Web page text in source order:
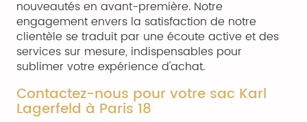
nouveautés en avant-première. Notre
engagement envers la satisfaction de notre
clientèle se traduit par une écoute active et des
services sur mesure, indispensables pour
sublimer votre expérience d'achat.
Contactez-nous pour votre sac Karl
Lagerfeld à Paris 18